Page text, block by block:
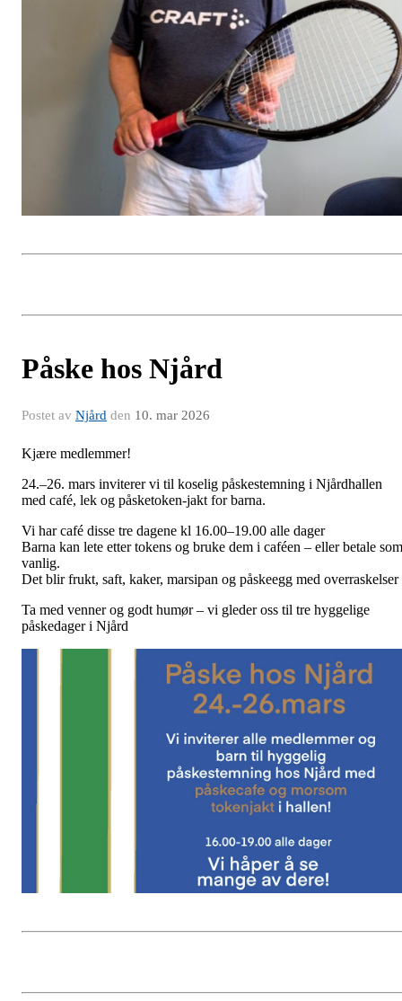
Påske hos Njård
Postet av Njård den 10. mar 2026
Kjære medlemmer!
24.–26. mars inviterer vi til koselig påskestemning i Njårdhallen
med café, lek og påsketoken-jakt for barna.
Vi har café disse tre dagene kl 16.00–19.00 alle dager
Barna kan lete etter tokens og bruke dem i caféen – eller betale som
vanlig.
Det blir frukt, saft, kaker, marsipan og påskeegg med overraskelser
Ta med venner og godt humør – vi gleder oss til tre hyggelige
påskedager i Njård